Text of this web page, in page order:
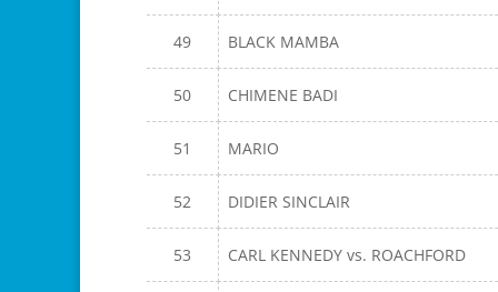
49 BLACK MAMBA
50 CHIMENE BADI
51 MARIO
52 DIDIER SINCLAIR
53 CARL KENNEDY vs. ROACHFORD